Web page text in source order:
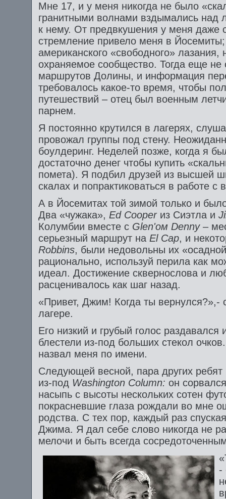
Мне 17, и у меня никогда не было
гранитными волнами вздымались над
к нему. От предвкушения у меня даже
стремление привело меня в
американского «свободного»
охраняемое сообщество. Тогда еще не
маршрутов Долины, и информация
требовалось какое-то время, чтобы
путешествий – отец был военным
парнем.
Я постоянно крутился в лагерях,
провожал группы под стену.
боулдеринг. Неделей позже, когда я
достаточно денег чтобы купить
помета). Я подбил друзей из высшей
скалах и попрактиковаться в работе с
А в Йосемитах той зимой только и
Два «чужака», Ed Cooper из Сиэтла и
Колумбии вместе с Glen'ом Denny –
серьезный маршрут на El Cap, и
Robbins, были недовольны их
рационально, используй перила как
идеал. Достижение сквернослова и
расценивалось как шаг назад.
«Привет, Джим! Когда ты вернулся?»,-
лагере.
Его низкий и грубый голос раздавался
блестели из-под больших стекол
назвал меня по имени.
Следующей весной, пара других
из-под Washington Column: он
насыпь с высоты нескольких сотен
покрасневшие глаза рождали во мне
родства. С тех пор, каждый раз
Джима. Я дал себе слово никогда не
мелочи и быть всегда
-